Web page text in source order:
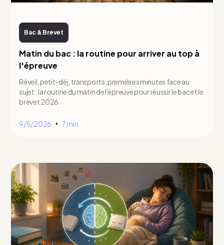
Bac & Brevet
Matin du bac : la routine pour arriver au top à
l'épreuve
Réveil, petit-déj, transports, premières minutes face au
sujet : la routine du matin de l'épreuve pour réussir le bac et le
brevet 2026.
9/5/2026 • 7 min